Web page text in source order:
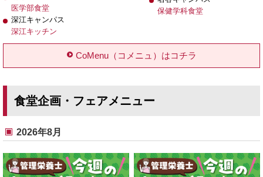
医学部食堂
保健学科食堂
深江キャンパス
深江キッチン
CoMenu（コメニュ）はコチラ
食堂企画・フェアメニュー
2026年8月